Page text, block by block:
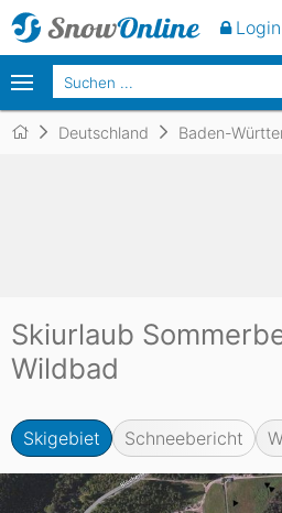
Deutschland Baden-
Skiurlaub
Wildbad
Skigebiet Schneebericht
Login